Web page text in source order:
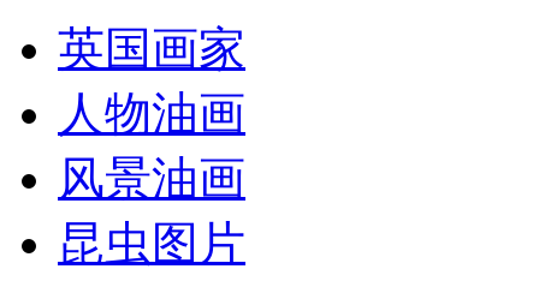
英国画家
人物油画
风景油画
昆虫图片